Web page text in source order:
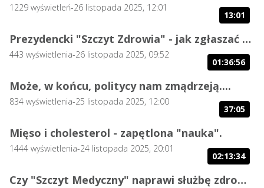
1229 wyświetleń-26 listopada 2025, 12:01
13:01
Prezydencki "Szczyt Zdrowia" - jak zgłaszać mój udział
443 wyświetlenia-26 listopada 2025, 09:52
01:36:56
Może, w końcu, politycy nam zmądrzeją....
834 wyświetlenia-25 listopada 2025, 12:00
37:05
Mięso i cholesterol - zapętlona "nauka".
1444 wyświetlenia-24 listopada 2025, 20:01
02:13:34
Czy "Szczyt Medyczny" naprawi służbę zdrowia?